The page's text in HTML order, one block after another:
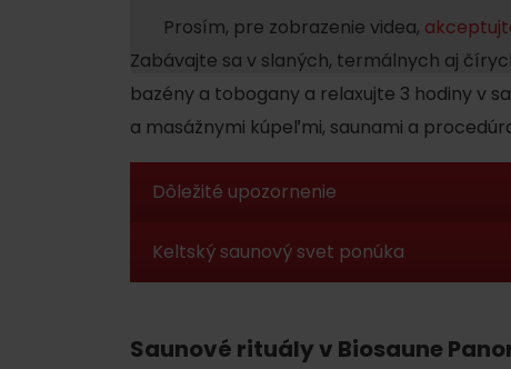
Kde sa nachádza
poklad? Nájdi ho s
Liptov Region Card!
VŠETKY ČLÁNKY
4 hodiny nočného saunovania
10 jedinečných saunových rituálov,
welcome drink + osviežujúce
všetky sauny a procedúry k
vnútorné bazény
Prosím, pre zobrazenie videa,
Zabávajte sa v slaných, termálnych aj
bazény a tobogany a relaxujte 3 hodiny v
a masážnymi kúpeľmi, saunami a
Dôležité upozornenie
Keltský saunový svet ponúka
Exteriérová BIO sauna je lokalizovaná na
Saunové rituály v Biosaune